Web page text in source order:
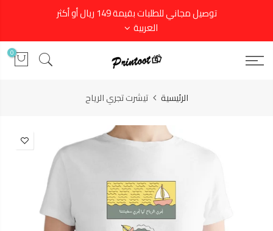
توصيل مجاني للطلبات بقيمة 149 ريال أو أكثر
العربية
0
الرئيسية تيشرت تجري الرياح